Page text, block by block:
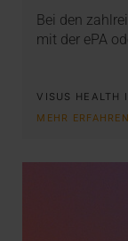
Bei den
mit der ePA
VISUS HEALTH
MEHR ERFAHREN